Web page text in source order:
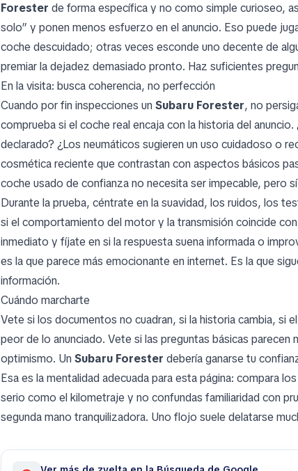
Forester de forma específica y no como simple curioseo,
solo” y ponen menos esfuerzo en el anuncio. Eso puede
coche descuidado; otras veces esconde uno decente de
premiar la dejadez demasiado pronto. Haz suficientes
En la visita: busca coherencia, no perfección
Cuando por fin inspecciones un Subaru Forester, no
comprueba si el coche real encaja con la historia del
declarado? ¿Los neumáticos sugieren un uso cuidadoso o
cosmética reciente que contrastan con aspectos básicos
coche usado de confianza no necesita ser impecable, pero
Durante la prueba, céntrate en la suavidad, los ruidos, los
si el comportamiento del motor y la transmisión coincide
inmediato y fíjate en si la respuesta suena informada o
es la que parece más emocionante en internet. Es la que
información.
Cuándo marcharte
Vete si los documentos no cuadran, si la historia cambia, si
peor de lo anunciado. Vete si las preguntas básicas
optimismo. Un Subaru Forester debería ganarse tu
Esa es la mentalidad adecuada para esta página: compara
serio como el kilometraje y no confundas familiaridad con
segunda mano tranquilizadora. Uno flojo suele delatarse